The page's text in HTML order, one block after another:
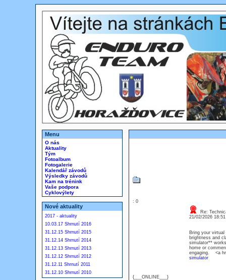
Menu
O nás
Aktuality
Tým
Fotoalbum
Fotogalerie
Kalendář závodů
Výsledky závodů
Kam na trénink
Vaše podpora
Cyklovýlety
Nové aktuality
2017 - aktuality
10.03.17 Shrnutí 2016
31.12.15 Shrnutí 2015
31.12.14 Shrnutí 2014
31.12.13 Shrnutí 2013
31.12.12 Shrnutí 2012
31.12.11 Shrnutí 2011
31.12.10 Shrnutí 2010
: 0
{___ONLINE___}
Re:
21/02/2026
Bring your
brightness and
simulator**
home or
engaging. <a
simulator